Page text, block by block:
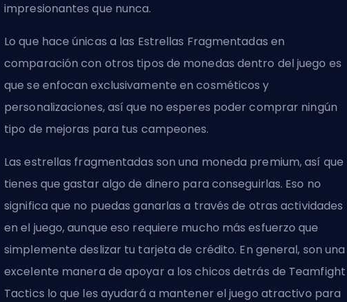
impresionantes que nunca.
Lo que hace únicas a las Estrellas Fragmentadas en
comparación con otros tipos de monedas dentro del juego es
que se enfocan exclusivamente en cosméticos y
personalizaciones, así que no esperes poder comprar ningún
tipo de mejoras para tus campeones.
Las estrellas fragmentadas son una moneda premium, así que
tienes que gastar algo de dinero para conseguirlas. Eso no
significa que no puedas ganarlas a través de otras actividades
en el juego, aunque eso requiere mucho más esfuerzo que
simplemente deslizar tu tarjeta de crédito. En general, son una
excelente manera de apoyar a los chicos detrás de Teamfight
Tactics lo que les ayudará a mantener el juego atractivo para